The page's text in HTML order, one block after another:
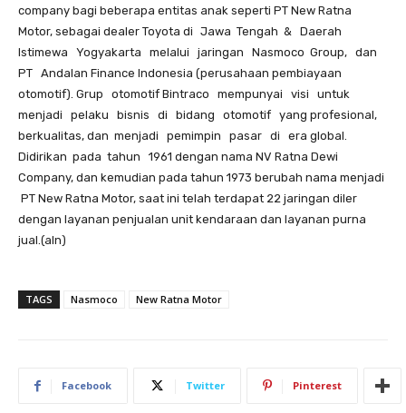
company‭ bagi beberapa entitas anak seperti PT New Ratna
Motor, sebagai dealer Toyota di‬ Jawa ‭ ‬Tengah ‭ ‬&‭ ‬ ‭ ‬Daerah‭ ‬ ‭
‬Istimewa‭ ‬ ‭ ‬Yogyakarta‭ ‬ ‭ ‬melalui‭ ‬ ‭ ‬jaringan‭ ‬ ‭ ‬Nasmoco ‭ ‬Group,‭ ‬ ‭ ‬dan‭ ‬ ‭
‬PT‭ ‬ ‭ ‬Andalan Finance Indonesia (perusahaan pembiayaan
otomotif). Grup‭ ‬ ‭ ‬otomo‭tif ‬Bintraco‭ ‬ ‭ ‬mempunyai‭ ‬ ‭ ‬visi‭ ‬ ‭ ‬untuk‭ ‬ ‭
‬menjadi‭ ‬ ‭ ‬pelaku‭ ‬ ‭ ‬bisnis‭ ‬ ‭ ‬di‭ ‬ ‭ ‬bidang‭ ‬ ‭ ‬otomotif‭ ‬ ‭ ‬yang profesional,
berkualitas, dan ‭ ‬menjadi‭ ‬ ‭ ‬pemimpin‭ ‬ ‭ ‬pasar‭ ‬ ‭ ‬di‭ ‬ ‭ ‬era global.
Didirikan ‭ ‬pada ‭ ‬tahun‭ ‬ ‭ ‬1961 dengan nama NV Ratna Dewi
Company, dan kemudian pada tahun 1973 berubah nama menjadi
PT New Ratna Motor, saat ini telah terdapat 22 jaringan diler
dengan layanan penjualan unit kendaraan dan layanan purna
jual.(aln)
TAGS Nasmoco New Ratna Motor
Facebook Twitter Pinterest